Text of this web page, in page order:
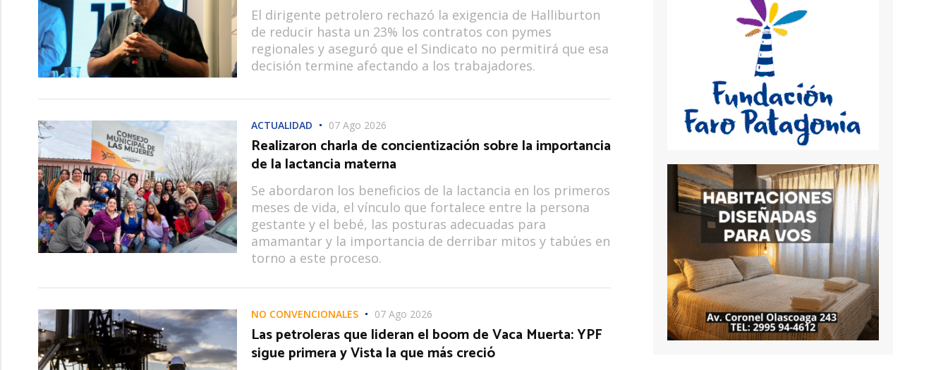
El dirigente petrolero rechazó la exigencia de Halliburton
de reducir hasta un 23% los contratos con pymes
regionales y aseguró que el Sindicato no permitirá que esa
decisión termine afectando a los trabajadores.
ACTUALIDAD 07 Ago 2026
Realizaron charla de concientización sobre la importancia
de la lactancia materna
Se abordaron los beneficios de la lactancia en los primeros
meses de vida, el vínculo que fortalece entre la persona
gestante y el bebé, las posturas adecuadas para
amamantar y la importancia de derribar mitos y tabúes en
torno a este proceso.
NO CONVENCIONALES 07 Ago 2026
Las petroleras que lideran el boom de Vaca Muerta: YPF
sigue primera y Vista la que más creció